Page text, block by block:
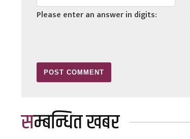
Please enter an answer in digits:
सम्बन्धित खबर